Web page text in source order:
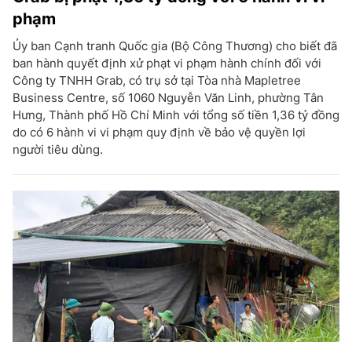
phạm
Ủy ban Cạnh tranh Quốc gia (Bộ Công Thương) cho biết đã
ban hành quyết định xử phạt vi phạm hành chính đối với
Công ty TNHH Grab, có trụ sở tại Tòa nhà Mapletree
Business Centre, số 1060 Nguyễn Văn Linh, phường Tân
Hưng, Thành phố Hồ Chí Minh với tổng số tiền 1,36 tỷ đồng
do có 6 hành vi vi phạm quy định về bảo vệ quyền lợi
người tiêu dùng.